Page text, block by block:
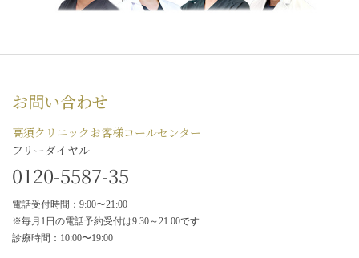
お問い合わせ
高須クリニックお客様コールセンター
フリーダイヤル
0120-5587-35
電話受付時間：9:00〜21:00
※毎月1日の電話予約受付は9:30～21:00です
診療時間：10:00〜19:00